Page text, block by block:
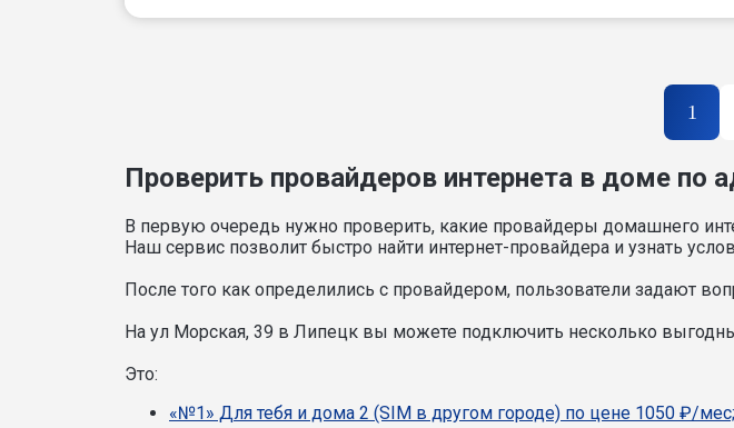
1
Проверить провайдеров интернета в доме по
В первую очередь нужно проверить, какие провайдеры домашнего
Наш сервис позволит быстро найти интернет-провайдера и узнать
После того как определились с провайдером, пользователи задают
На ул Морская, 39 в Липецк вы можете подключить несколько
Это:
«№1» Для тебя и дома 2 (SIM в другом городе) по цене 1050 ₽/мес;